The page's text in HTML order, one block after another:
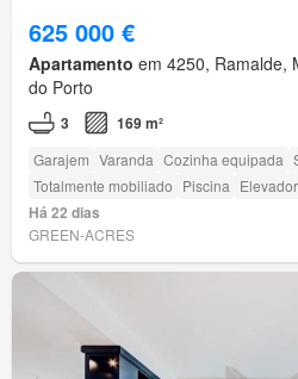
625 000 €
Apartamento em 4250, Ramalde,
do Porto
3 169 m²
Garajem Varanda Cozinha equipada
Totalmente mobiliado Piscina Elevador
Há 22 dias
GREEN-ACRES